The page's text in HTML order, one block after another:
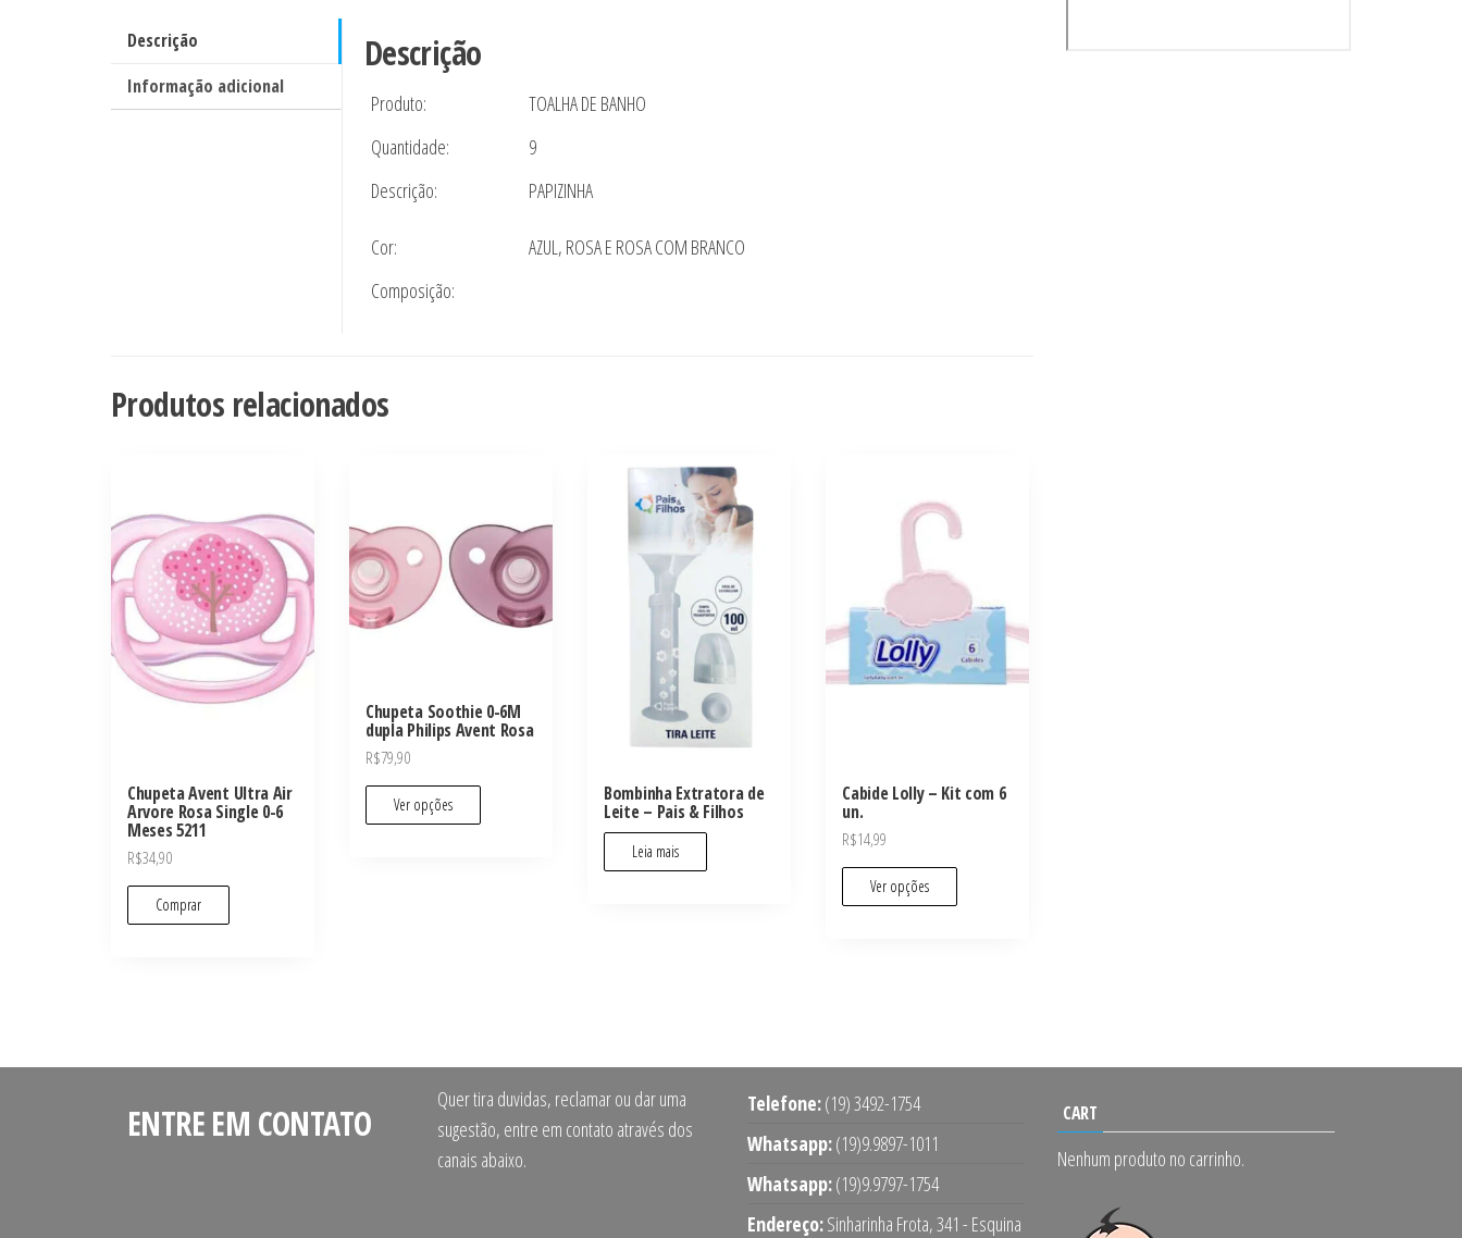
Enxoval
Descrição
Informação adicional
Descrição
Produto:
TOALHA DE BANHO
Quantidade:
9
Descrição:
PAPIZINHA
Cor:
AZUL, ROSA E ROSA COM BRANCO
Composição:
Produtos relacionados
Chupeta Avent Ultra Air
Arvore Rosa Single 0-6
Meses 5211
R$34,90
Comprar
Chupeta Soothie 0-6M
dupla Philips Avent Rosa
R$79,90
Ver opções Bombinha Extratora de
Leite – Pais & Filhos
Leia mais
Cabide Lolly – Kit com 6
un.
R$14,99
Ver opções
ENTRE EM CONTATO
Quer tira duvidas, reclamar ou dar uma
sugestão, entre em contato através dos
canais abaixo.
Telefone:(19) 3492-1754
Whatsapp:(19)9.9897-1011
Whatsapp:(19)9.9797-1754
Endereço:Sinharinha Frota, 341 - Esquina
CART
Nenhum produto no carrinho.